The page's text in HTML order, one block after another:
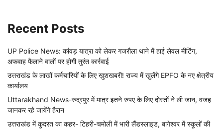
Recent Posts
UP Police News: कांवड़ यात्रा को लेकर गजरौला थाने में हाई लेवल मीटिंग,
अफवाह फैलाने वालों पर होगी तुरंत कार्रवाई
उत्तराखंड के लाखों कर्मचारियों के लिए खुशखबरी! राज्य में खुलेंगे EPFO के नए क्षेत्रीय
कार्यालय
Uttarakhand News-रुद्रपुर में मात्र इतने रुपए के लिए दोस्तों ने ली जान, वजह
जानकर रहे जायेंगे हैरान
उत्तराखंड में कुदरत का कहर- टिहरी-चमोली में भारी लैंडस्लाइड, बागेश्वर में स्कूलों की